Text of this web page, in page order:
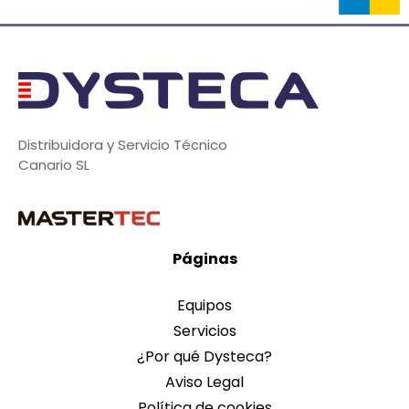
Distribuidora y Servicio Técnico
Canario SL
Páginas
Equipos
Servicios
¿Por qué Dysteca?
Aviso Legal